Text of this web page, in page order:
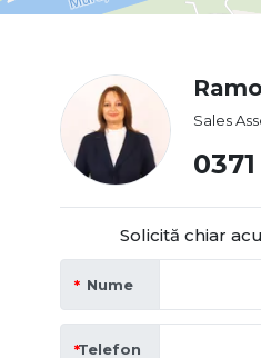
Sales
Solicită chiar
Nume
Telefon